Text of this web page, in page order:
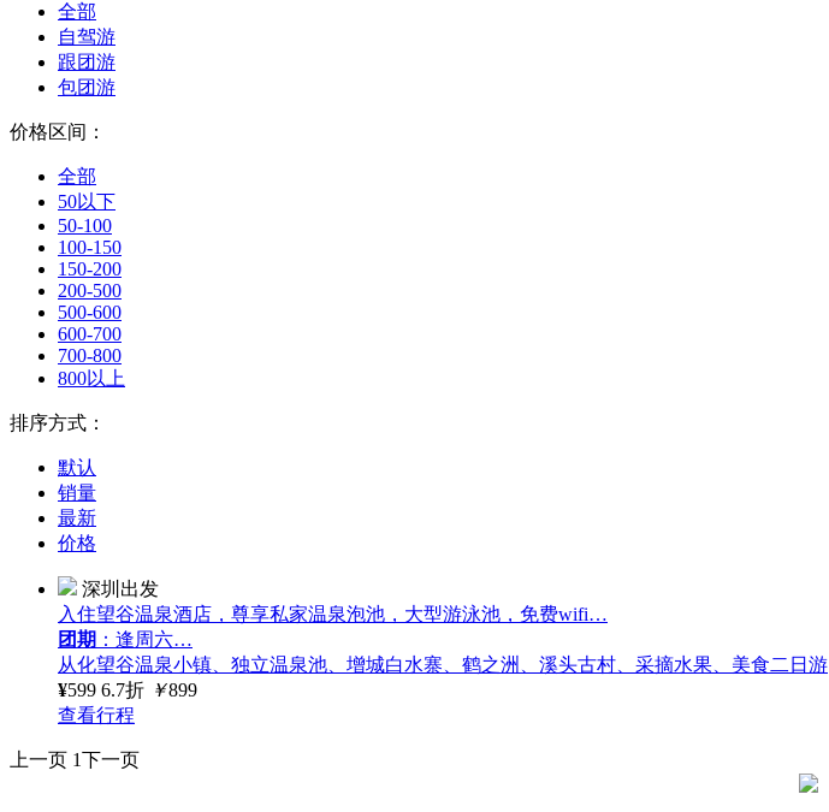
全部
自驾游
跟团游
包团游
价格区间：
全部
50以下
50-100
100-150
150-200
200-500
500-600
600-700
700-800
800以上
排序方式：
默认
销量
最新
价格
深圳出发
入住望谷温泉酒店，尊享私家温泉泡池，大型游泳池，免费wifi…
团期 ：逢周六…
从化望谷温泉小镇、独立温泉池、增城白水寨、鹤之洲、溪头古村、采摘水果、美食二日游
¥599 6.7折 ￥899
查看行程
上一页 1下一页